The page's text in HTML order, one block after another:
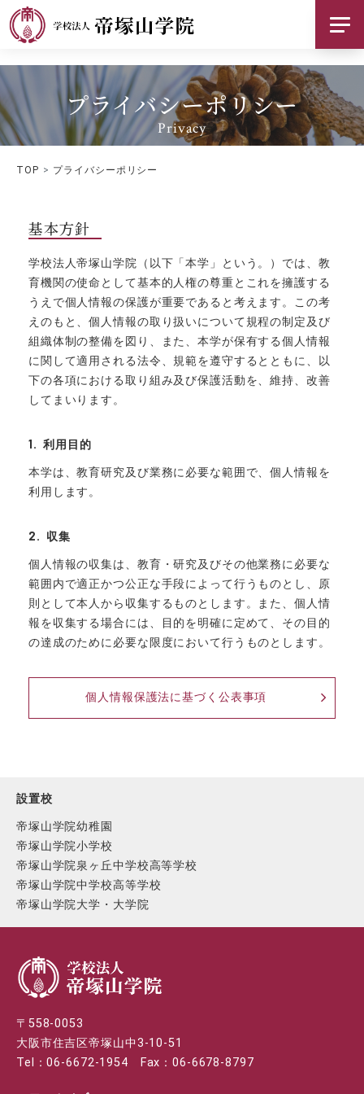
帝塚山学院について
基本情報
お知らせ
採用情報
交通アクセス
お問い合わせ
SNS
帝塚山学院通信
サイトポリシー
サイトマップ
プライバシーポリシー
Privacy
TOP プライバシーポリシー
基本方針
学校法人帝塚山学院（以下「本学」という。）では、教
育機関の使命として基本的人権の尊重とこれを擁護する
うえで個人情報の保護が重要であると考えます。この考
えのもと、個人情報の取り扱いについて規程の制定及び
組織体制の整備を図り、また、本学が保有する個人情報
に関して適用される法令、規範を遵守するとともに、以
下の各項における取り組み及び保護活動を、維持、改善
してまいります。
利用目的
本学は、教育研究及び業務に必要な範囲で、個人情報を
利用します。
収集
個人情報の収集は、教育・研究及びその他業務に必要な
範囲内で適正かつ公正な手段によって行うものとし、原
則として本人から収集するものとします。また、個人情
報を収集する場合には、目的を明確に定めて、その目的
の達成のために必要な限度において行うものとします。
個人情報保護法に基づく公表事項
設置校
帝塚山学院幼稚園
帝塚山学院小学校
帝塚山学院泉ヶ丘中学校高等学校
帝塚山学院中学校高等学校
帝塚山学院大学・大学院
〒558-0053
大阪市住吉区帝塚山中3-10-51
Tel：06-6672-1954 Fax：06-6678-8797